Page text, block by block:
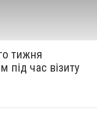
тижня
під час візиту